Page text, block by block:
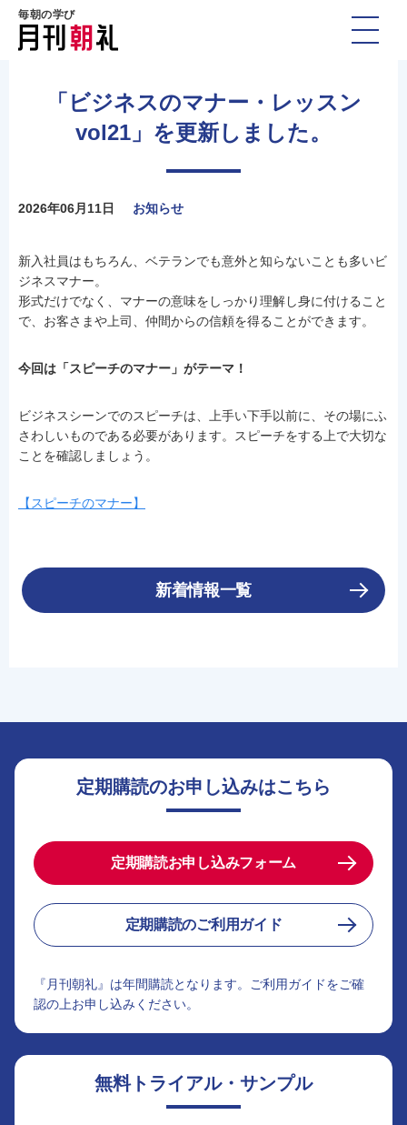
毎朝の学び
「ビジネスのマナー・レッスン
vol21」を更新しました。
2026年06月11日 お知らせ
新入社員はもちろん、ベテランでも意外と知らないことも多いビ
ジネスマナー。
形式だけでなく、マナーの意味をしっかり理解し身に付けること
で、お客さまや上司、仲間からの信頼を得ることができます。
今回は「スピーチのマナー」がテーマ！
ビジネスシーンでのスピーチは、上手い下手以前に、その場にふ
さわしいものである必要があります。スピーチをする上で大切な
ことを確認しましょう。
【スピーチのマナー】
新着情報一覧
定期購読のお申し込みはこちら
定期購読お申し込みフォーム
定期購読のご利用ガイド
『月刊朝礼』は年間購読となります。ご利用ガイドをご確
認の上お申し込みください。
無料トライアル・サンプル